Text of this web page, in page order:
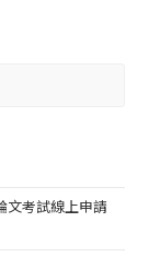
文考試線上申請